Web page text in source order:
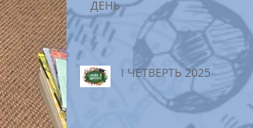
ДЕНЬ
I ЧЕТВЕРТЬ 2025